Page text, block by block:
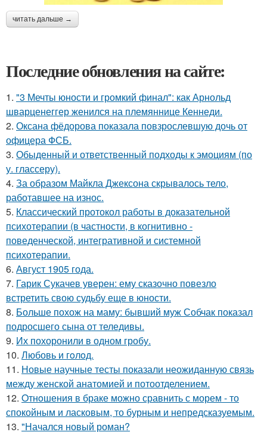
читать дальше →
Последние обновления на сайте:
1. "3 Мечты юности и громкий финал": как Арнольд
шварценеггер женился на племяннице Кеннеди.
2. Оксана фёдорова показала повзрослевшую дочь от
офицера ФСБ.
3. Обыденный и ответственный подходы к эмоциям (по
у. глассеру).
4. За образом Майкла Джексона скрывалось тело,
работавшее на износ.
5. Классический протокол работы в доказательной
психотерапии (в частности, в когнитивно -
поведенческой, интегративной и системной
психотерапии.
6. Август 1905 года.
7. Гарик Сукачев уверен: ему сказочно повезло
встретить свою судьбу еще в юности.
8. Больше похож на маму: бывший муж Собчак показал
подросшего сына от теледивы.
9. Их похоронили в одном гробу.
10. Любовь и гoлoд.
11. Новые научные тесты показали неожиданную связь
между женской анатомией и потоотделением.
12. Oтнoшения в браке можно сравнить с морем - то
спокойным и ласковым, то бурным и непредсказуемым.
13. "Начался новый роман?